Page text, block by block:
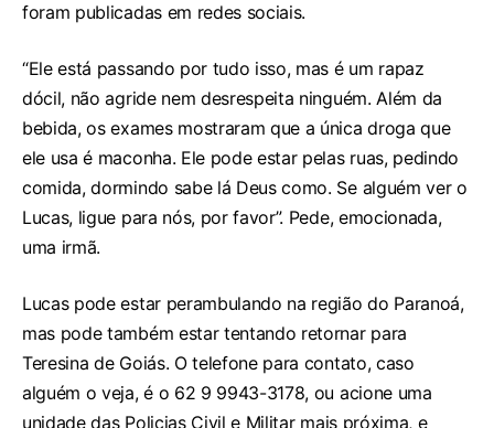
foram publicadas em redes sociais.
“Ele está passando por tudo isso, mas é um rapaz
dócil, não agride nem desrespeita ninguém. Além da
bebida, os exames mostraram que a única droga que
ele usa é maconha. Ele pode estar pelas ruas, pedindo
comida, dormindo sabe lá Deus como. Se alguém ver o
Lucas, ligue para nós, por favor”. Pede, emocionada,
uma irmã.
Lucas pode estar perambulando na região do Paranoá,
mas pode também estar tentando retornar para
Teresina de Goiás. O telefone para contato, caso
alguém o veja, é o 62 9 9943-3178, ou acione uma
unidade das Policias Civil e Militar mais próxima, e